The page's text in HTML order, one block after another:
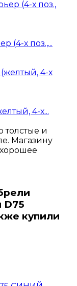
(4-х поз.,...
4-х...
толстые и
Магазину
D75
купили